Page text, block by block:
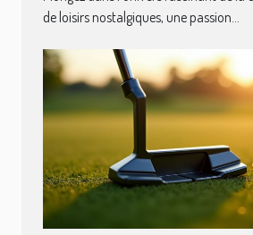
de loisirs nostalgiques, une passion...